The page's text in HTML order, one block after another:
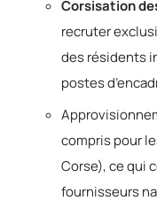
Corsisation
recruter
des résidents
postes
compris pour
Corse), ce qui
fournisseurs